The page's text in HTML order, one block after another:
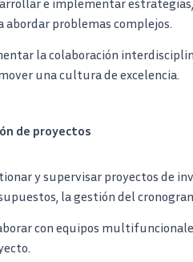
e implementar
abordar problemas complejos.
la colaboración
una cultura de excelencia.
de proyectos
y supervisar proyectos de
la gestión del
con equipos